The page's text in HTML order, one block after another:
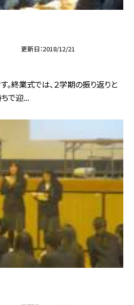
更新日 2018/12/21
。終業式では、２学期の振り返りと
で迎...